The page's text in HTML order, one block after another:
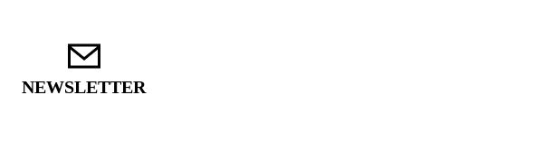
NEWSLETTER